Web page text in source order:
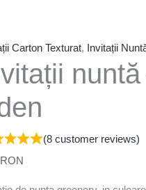
Carton Texturat, Invitații
(8customer reviews)
RON